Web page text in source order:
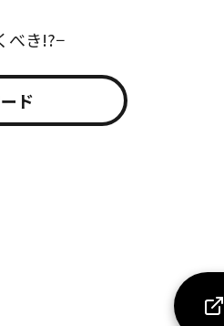
べき!?−
ド